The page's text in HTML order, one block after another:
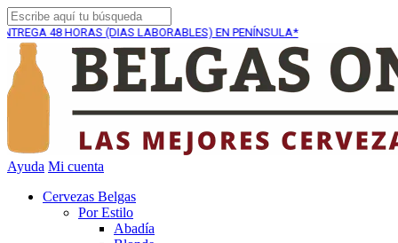
(DIAS LABORABLES) EN PENÍNSULA*
Ayuda Mi cuenta
Cervezas Belgas
Por Estilo
Abadía